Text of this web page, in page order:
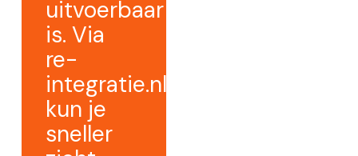
uitvoerbaar
is. Via
re-
integratie.nl
kun je
sneller